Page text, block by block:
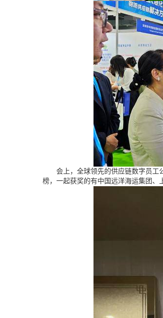
会上，全球领先的供应链数字员工
榜，一起获奖的有中国远洋海运集团、